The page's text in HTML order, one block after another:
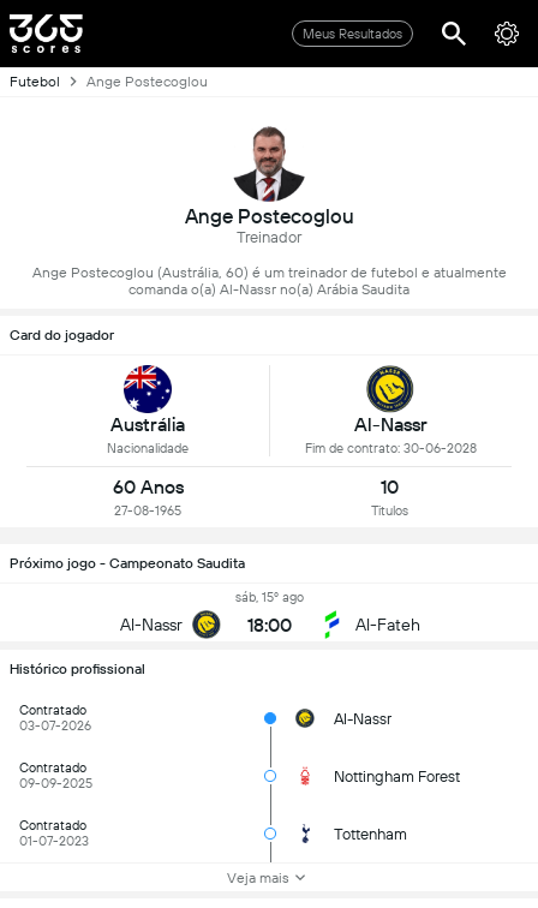
Meus Resultados
Futebol Ange Postecoglou
Ange Postecoglou
Treinador
Ange Postecoglou (Austrália, 60) é um treinador de futebol e atualmente
comanda o(a) Al-Nassr no(a) Arábia Saudita
Card do jogador
Austrália
Nacionalidade
Al-Nassr
Fim de contrato: 30-06-2028
60 Anos
27-08-1965
10
Titulos
Próximo jogo - Campeonato Saudita
Al-Nassr
sáb, 15º ago
18:00 Al-Fateh
Histórico profissional
Contratado
03-07-2026
Al-Nassr
Contratado
09-09-2025
Nottingham Forest
Contratado
01-07-2023
Tottenham
Veja mais